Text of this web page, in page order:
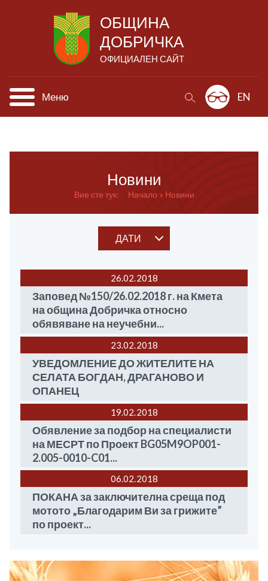
ОБЩИНА
ДОБРИЧКА
ОФИЦИАЛЕН САЙТ
Меню EN
Новини
Вие сте тук: Начало Новини
ДАТИ
26.02 2018
Заповед №150/26.02.2018 г. на Кмета
на община Добричка относно
обявяване на неучебни...
23.02 2018
УВЕДОМЛЕНИЕ ДО ЖИТЕЛИТЕ НА
СЕЛАТА БОГДАН, ДРАГАНОВО И
ОПАНЕЦ
19.02 2018
Обявление за подбор на специалисти
на МЕСРТ по Проект BG05M9OP001-
2.005-0010-C01...
06.02 2018
ПОКАНА за заключителна среща под
мотото „Благодарим Ви за грижите”
по проект...